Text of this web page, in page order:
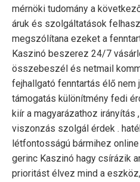
mérnöki tudomány a
áruk és szolgáltatások
megszólítana ezeket a
Kaszinó beszerez 24/7
összebeszél és netmail
fejhallgató fenntartás élő nem
támogatás különítmény fedi
kiír a magyarázathoz
viszonzás szolgál érdek .
létfontosságú bármihez
gerinc Kaszinó hagy csírázik
prioritást élvez mind a